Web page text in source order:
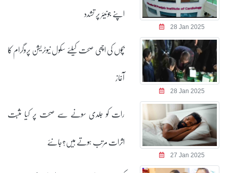
28 Jan 2025
اپنے جونیئر پر تشدد
28 Jan 2025
بچوں کی اچھی صحت کیلئے سکول نیوٹریشن پروگرام کا
آغاز
27 Jan 2025
رات کو جلدی سونے سے صحت پر کیا مثبت
اثرات مرتب ہوتے ہیں؟جانئے